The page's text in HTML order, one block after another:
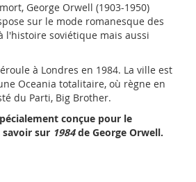
George Orwell (1903-1950)
sur le mode romanesque des
l'histoire soviétique mais aussi
à Londres en 1984. La ville est
Oceania totalitaire, où règne en
du Parti, Big Brother.
conçue pour le
sur 1984 de George Orwell.